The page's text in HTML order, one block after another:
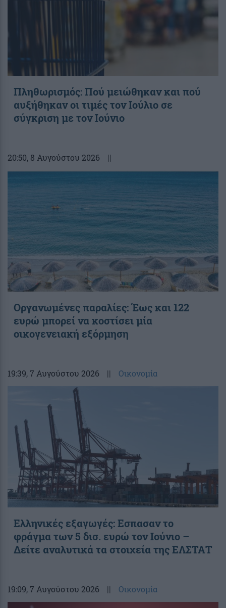
Πληθωρισμός: Πού μειώθηκαν και πού
αυξήθηκαν οι τιμές τον Ιούλιο σε
σύγκριση με τον Ιούνιο
20:50, 8 Αυγούστου 2026 ||
Οργανωμένες παραλίες: Έως και 122
ευρώ μπορεί να κοστίσει μία
οικογενειακή εξόρμηση
19:39, 7 Αυγούστου 2026 || Οικονομία
Ελληνικές εξαγωγές: Εσπασαν το
φράγμα των 5 δισ. ευρώ τον Ιούνιο –
Δείτε αναλυτικά τα στοιχεία της ΕΛΣΤΑΤ
19:09, 7 Αυγούστου 2026 || Οικονομία